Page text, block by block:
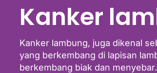
Kanker
Kanker lambung, juga dikenal
yang berkembang di lapisan
berkembang biak dan menyebar.